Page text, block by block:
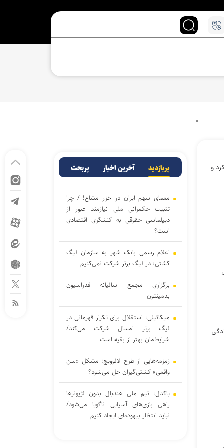
و
پربازدید آخرین اخبار پربحث
معمای سهم ایران در خزر مشاع! / چرا
تثبیت حکمرانی ملی نیازمند عبور از
دیپلماسی حقوقی به کنشگری اقتصادی
است؟
اعلام رسمی بانک شهر به سازمان لیگ
کشتی: در لیگ برتر شرکت نمی‌کنیم
برگزاری مجمع سالیانه فدراسیون
بدمینتون
میکائیلی: استقلال برای تکرار قهرمانی در
لیگ برتر امسال شرکت می‌کند/
شرایط‌مان بهتر از بقیه است
زمزمه‌هایی از طرح لالوویچ؛ مشکل «سن
واقعی» کشتی‌گیران حل می‌شود؟
پاکدل: تیم ملی هندبال بدون لژیونرها
راهی بازی‌های آسیایی ناگویا می‌شود/
نباید انتظار بیهوده‌ای ایجاد کنیم